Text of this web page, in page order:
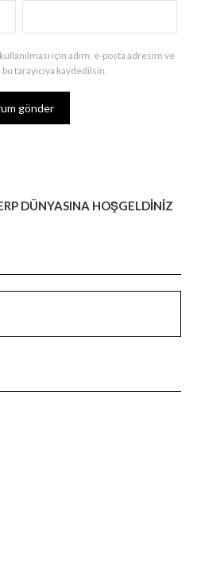
için adım, e-posta adresim ve
tarayıcıya kaydedilsin.
ERP DÜNYASINA HOŞGELDİNİZ